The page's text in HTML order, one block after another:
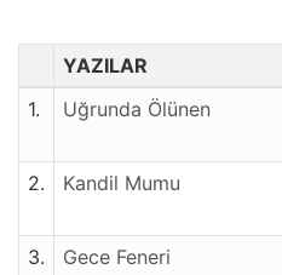
YAZILAR
1.
Uğrunda Ölünen
2.
Kandil Mumu
3.
Gece Feneri